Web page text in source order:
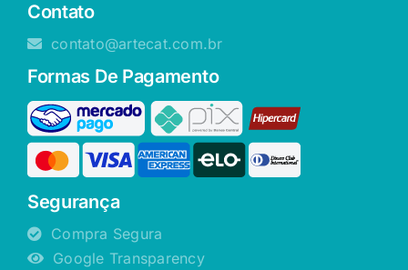
Contato
contato@artecat.com.br
Formas De Pagamento
Segurança
Compra Segura
Google Transparency